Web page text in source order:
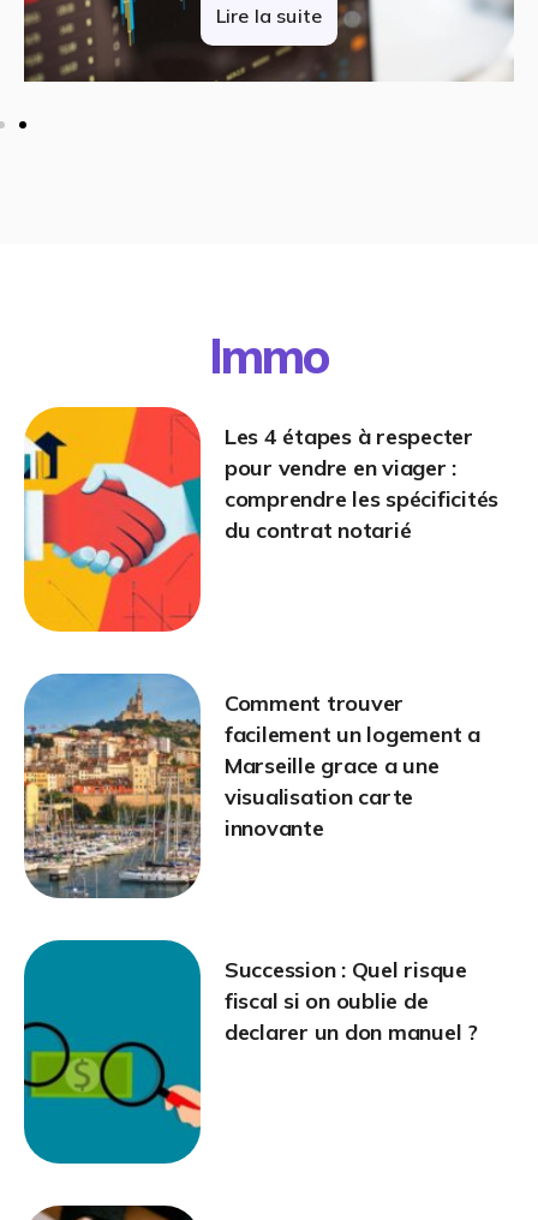
Lire la suite
Immo
Les 4 étapes à respecter
pour vendre en viager :
comprendre les spécificités
du contrat notarié
Comment trouver
facilement un logement a
Marseille grace a une
visualisation carte
innovante
Succession : Quel risque
fiscal si on oublie de
declarer un don manuel ?